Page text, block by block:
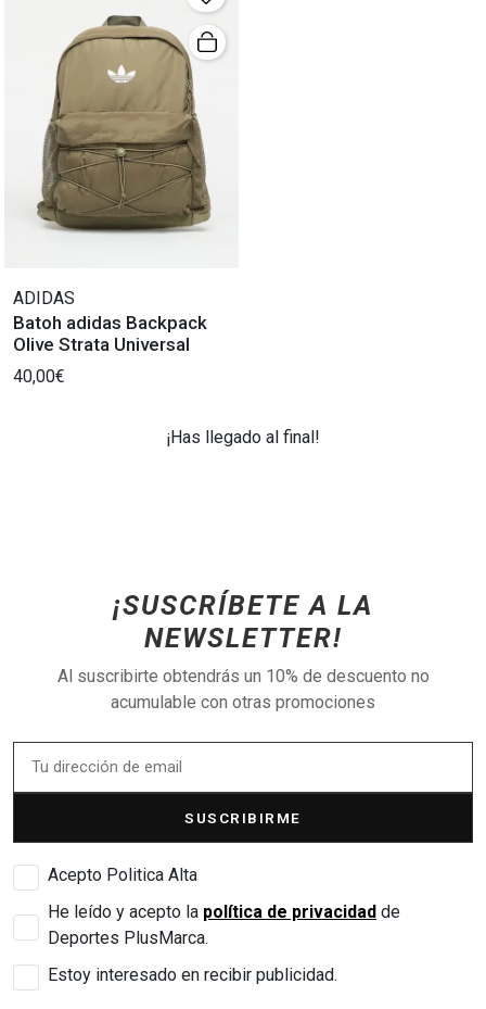
ADIDAS
Batoh adidas Backpack
Olive Strata Universal
40,00€
¡Has llegado al final!
¡SUSCRÍBETE A LA
NEWSLETTER!
Al suscribirte obtendrás un 10% de descuento no
acumulable con otras promociones
SUSCRIBIRME
Acepto Politica Alta
He leído y acepto la política de privacidad de
Deportes PlusMarca.
Estoy interesado en recibir publicidad.